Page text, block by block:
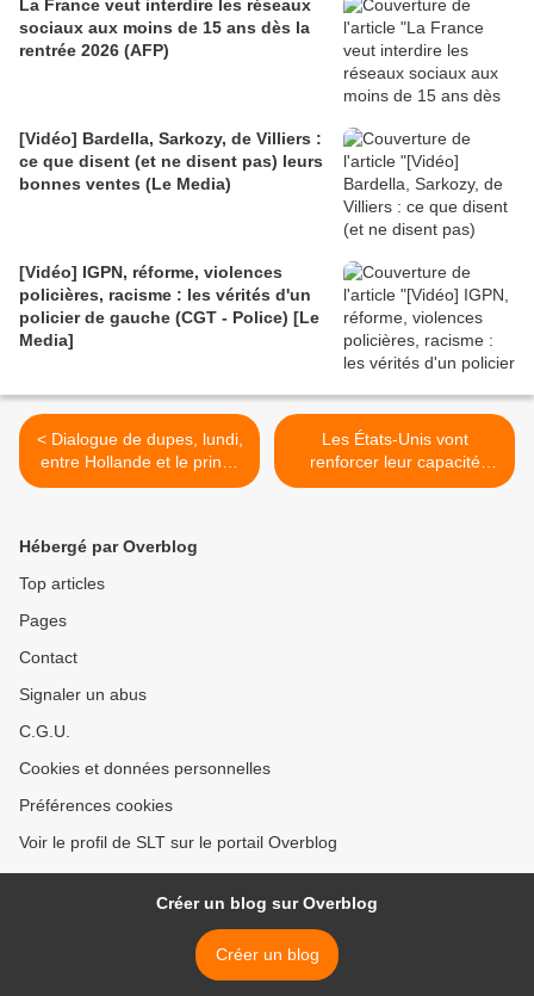
La France veut interdire les réseaux
sociaux aux moins de 15 ans dès la
rentrée 2026 (AFP)
[Vidéo] Bardella, Sarkozy, de Villiers :
ce que disent (et ne disent pas) leurs
bonnes ventes (Le Media)
[Vidéo] IGPN, réforme, violences
policières, racisme : les vérités d'un
policier de gauche (CGT - Police) [Le
Media]
< Dialogue de dupes, lundi,
entre Hollande et le prince
héritier saoudien
Les États-Unis vont
renforcer leur capacité
d'action en Afrique avec
Hébergé par Overblog
Top articles
Pages
Contact
Signaler un abus
C.G.U.
Cookies et données personnelles
Préférences cookies
Voir le profil de SLT sur le portail Overblog
Créer un blog sur Overblog
Créer un blog